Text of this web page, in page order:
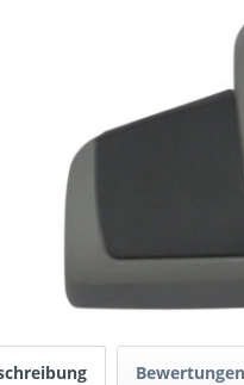
Bewertungen